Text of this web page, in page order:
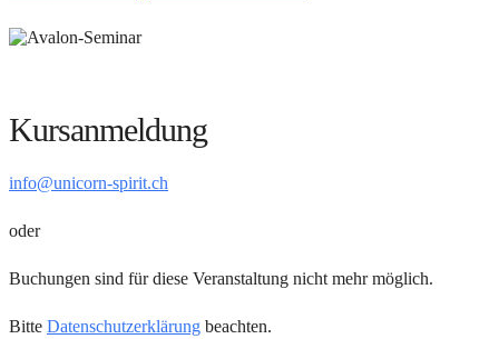
Kursanmeldung
info@unicorn-spirit.ch
oder
Buchungen sind für diese Veranstaltung nicht mehr möglich.
Bitte Datenschutzerklärung beachten.